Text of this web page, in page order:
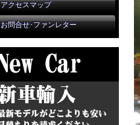
アクセスマップ
お問合せ･ファンレター